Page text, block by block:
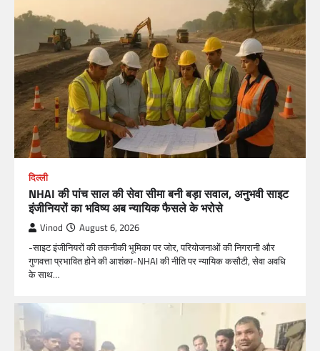
दिल्ली
NHAI की पांच साल की सेवा सीमा बनी बड़ा सवाल, अनुभवी साइट
इंजीनियरों का भविष्य अब न्यायिक फैसले के भरोसे
Vinod August 6, 2026
-साइट इंजीनियरों की तकनीकी भूमिका पर जोर, परियोजनाओं की निगरानी और
गुणवत्ता प्रभावित होने की आशंका-NHAI की नीति पर न्यायिक कसौटी, सेवा अवधि
के साथ…